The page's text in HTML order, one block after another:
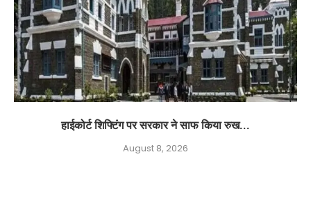
हाईकोर्ट शिफ्टिंग पर सरकार ने साफ किया रुख...
August 8, 2026